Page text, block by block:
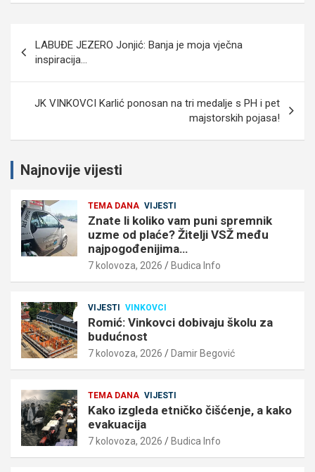
objava
LABUĐE JEZERO Jonjić: Banja je moja vječna
inspiracija…
JK VINKOVCI Karlić ponosan na tri medalje s PH i pet
majstorskih pojasa!
Najnovije vijesti
TEMA DANA VIJESTI
Znate li koliko vam puni spremnik
uzme od plaće? Žitelji VSŽ među
najpogođenijima…
7 kolovoza, 2026 Budica Info
VIJESTI VINKOVCI
Romić: Vinkovci dobivaju školu za
budućnost
7 kolovoza, 2026 Damir Begović
TEMA DANA VIJESTI
Kako izgleda etničko čišćenje, a kako
evakuacija
7 kolovoza, 2026 Budica Info